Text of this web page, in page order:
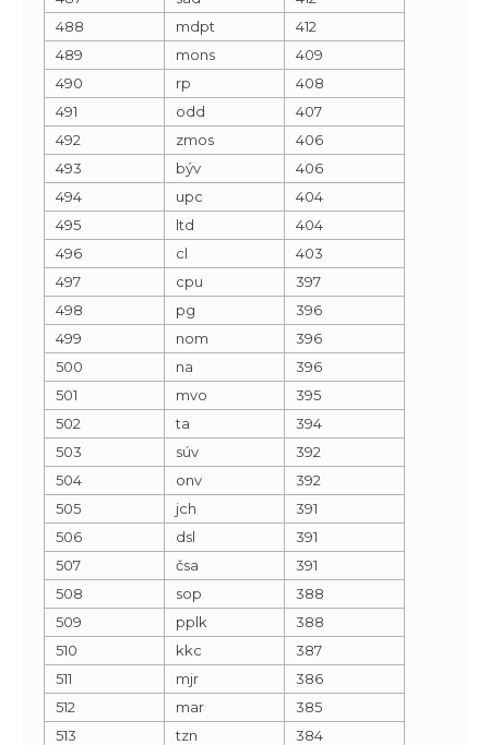
488
mdpt
412
489
mons
409
490
rp
408
491
odd
407
492
zmos
406
493
býv
406
494
upc
404
495
ltd
404
496
cl
403
497
cpu
397
498
pg
396
499
nom
396
500
na
396
501
mvo
395
502
ta
394
503
súv
392
504
onv
392
505
jch
391
506
dsl
391
507
čsa
391
508
sop
388
509
pplk
388
510
kkc
387
511
mjr
386
512
mar
385
513
tzn
384